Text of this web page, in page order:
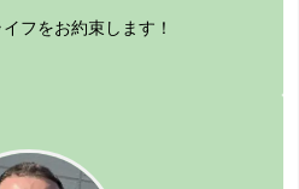
フをお約束します！